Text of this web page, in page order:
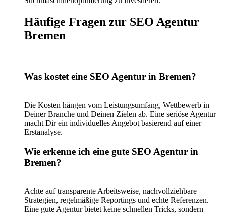
Häufige Fragen zur SEO Agentur
Bremen
Was kostet eine SEO Agentur in Bremen?
Die Kosten hängen vom Leistungsumfang, Wettbewerb in
Deiner Branche und Deinen Zielen ab. Eine seriöse Agentur
macht Dir ein individuelles Angebot basierend auf einer
Erstanalyse.
Wie erkenne ich eine gute SEO Agentur in
Bremen?
Achte auf transparente Arbeitsweise, nachvollziehbare
Strategien, regelmäßige Reportings und echte Referenzen.
Eine gute Agentur bietet keine schnellen Tricks, sondern